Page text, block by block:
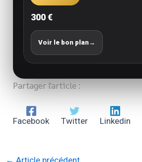
300 €
Voir le bon plan→
Partager l'article :
Facebook Twitter Linkedin
← Article précédent